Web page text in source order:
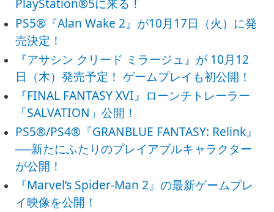
PlayStation®5に来る！
PS5®『Alan Wake 2』が10月17日（火）に発
売決定！
『アサシン クリード ミラージュ』が 10月12
日（木）発売予定！ ゲームプレイも初公開！
『FINAL FANTASY XVI』ローンチトレーラー
「SALVATION」公開！
PS5®/PS4®『GRANBLUE FANTASY: Relink』
──新たにふたりのプレイアブルキャラクター
が公開！
『Marvel’s Spider-Man 2』の最新ゲームプレ
イ映像を公開！